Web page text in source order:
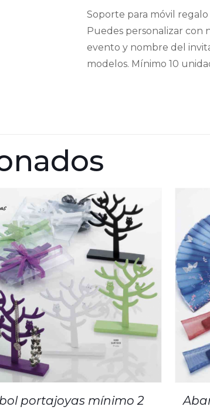
mínimo
unidades
cantidad
Soporte para móvil
Puedes personalizar con
evento y nombre del
modelos. Mínimo 10
portajoyas mínimo 2